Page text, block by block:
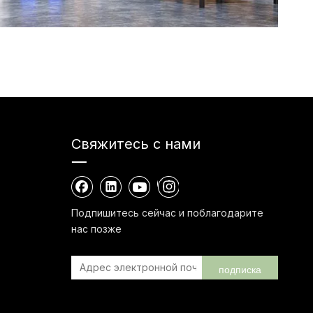
Свяжитесь с нами
Подпишитесь сейчас и поблагодарите
нас позже
подписка